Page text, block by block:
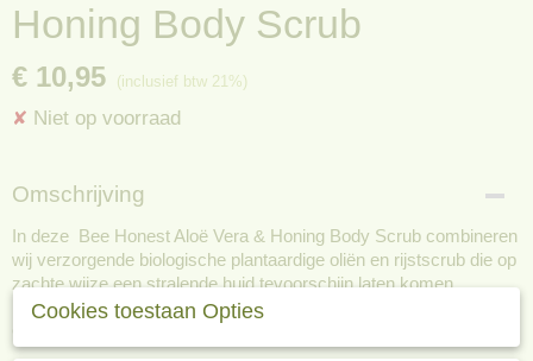
Honing Body Scrub
€ 10,95 (inclusief btw 21%)
✘ Niet op voorraad
Omschrijving
In deze Bee Honest Aloë Vera & Honing Body Scrub combineren
wij verzorgende biologische plantaardige oliën en rijstscrub die op
zachte wijze een stralende huid tevoorschijn laten komen.
Cookies toestaan Opties